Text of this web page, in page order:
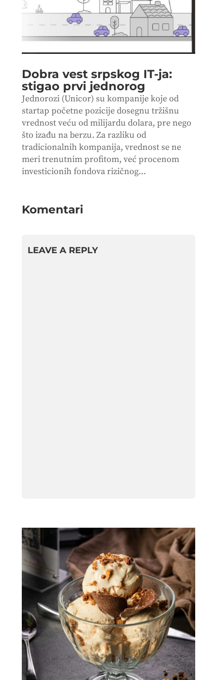
Dobra vest srpskog IT-ja:
stigao prvi jednorog
Jednorozi (Unicor) su kompanije koje od
startap početne pozicije dosegnu tržišnu
vrednost veću od milijardu dolara, pre nego
što izađu na berzu. Za razliku od
tradicionalnih kompanija, vrednost se ne
meri trenutnim profitom, već procenom
investicionih fondova rizičnog...
Komentari
LEAVE A REPLY